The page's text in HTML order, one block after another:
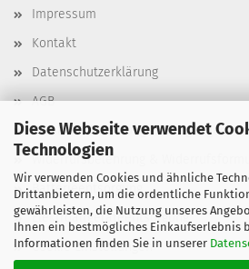
Diese Webseite verwendet
Technologien
Wir verwenden Cookies und ähnliche
Drittanbietern, um die ordentliche
gewährleisten, die Nutzung unseres
Ihnen ein bestmögliches Einkaufserlebnis
Informationen finden Sie in unserer
Impressum
Kontakt
Datenschutzerklärung
AGB
Versand- & Zahlungsbedingungen,
Widerrufsbelehrung &
Batterieentsorgung
Elektroaltgeräteentsorgung
Cookie Einstellungen